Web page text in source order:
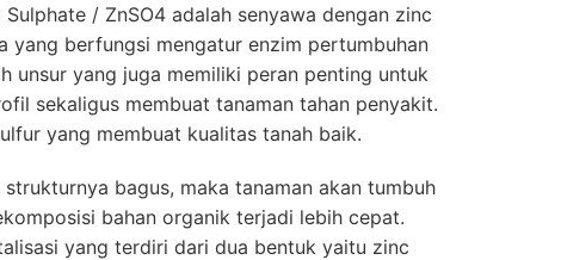
/ ZnSO4 adalah senyawa dengan zinc
yang berfungsi mengatur enzim pertumbuhan
unsur yang juga memiliki peran penting untuk
sekaligus membuat tanaman tahan penyakit.
yang membuat kualitas tanah baik.
bagus, maka tanaman akan tumbuh
bahan organik terjadi lebih cepat.
yang terdiri dari dua bentuk yaitu zinc